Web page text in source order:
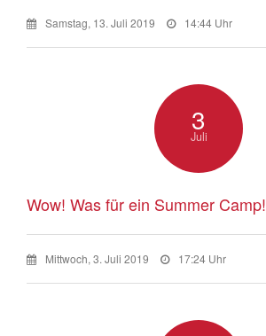
Samstag, 13. Juli 2019 14:44 Uhr
3
Juli
Wow! Was für ein Summer Camp!
Mittwoch, 3. Juli 2019 17:24 Uhr